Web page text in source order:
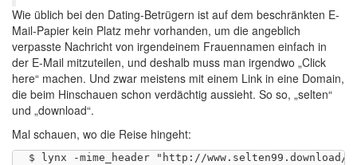
Wie üblich bei den Dating-Betrügern ist auf dem beschränkten E-
Mail-Papier kein Platz mehr vorhanden, um die angeblich
verpasste Nachricht von irgendeinem Frauennamen einfach in
der E-Mail mitzuteilen, und deshalb muss man irgendwo „Click
here“ machen. Und zwar meistens mit einem Link in eine Domain,
die beim Hinschauen schon verdächtig aussieht. So so, „selten“
und „download“.
Mal schauen, wo die Reise hingeht:
$ lynx -mime_header "http://